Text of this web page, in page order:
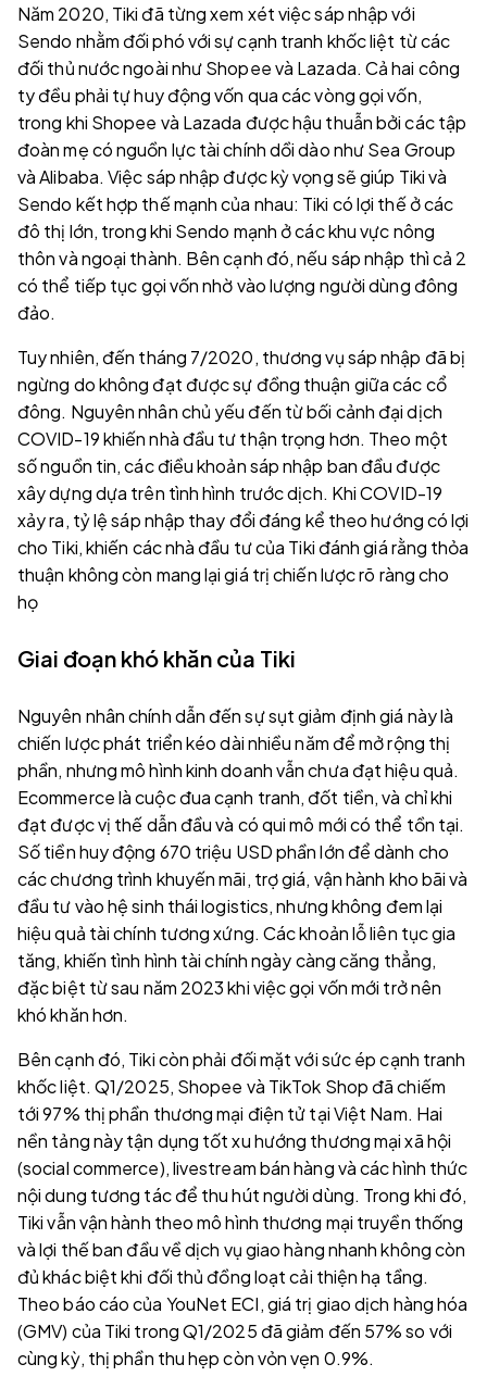
Năm 2020, Tiki đã từng xem xét việc sáp nhập với
Sendo nhằm đối phó với sự cạnh tranh khốc liệt từ các
đối thủ nước ngoài như Shopee và Lazada. Cả hai công
ty đều phải tự huy động vốn qua các vòng gọi vốn,
trong khi Shopee và Lazada được hậu thuẫn bởi các tập
đoàn mẹ có nguồn lực tài chính dồi dào như Sea Group
và Alibaba. Việc sáp nhập được kỳ vọng sẽ giúp Tiki và
Sendo kết hợp thế mạnh của nhau: Tiki có lợi thế ở các
đô thị lớn, trong khi Sendo mạnh ở các khu vực nông
thôn và ngoại thành. Bên cạnh đó, nếu sáp nhập thì cả 2
có thể tiếp tục gọi vốn nhờ vào lượng người dùng đông
đảo.
Tuy nhiên, đến tháng 7/2020, thương vụ sáp nhập đã bị
ngừng do không đạt được sự đồng thuận giữa các cổ
đông. Nguyên nhân chủ yếu đến từ bối cảnh đại dịch
COVID-19 khiến nhà đầu tư thận trọng hơn. Theo một
số nguồn tin, các điều khoản sáp nhập ban đầu được
xây dựng dựa trên tình hình trước dịch. Khi COVID-19
xảy ra, tỷ lệ sáp nhập thay đổi đáng kể theo hướng có lợi
cho Tiki, khiến các nhà đầu tư của Tiki đánh giá rằng thỏa
thuận không còn mang lại giá trị chiến lược rõ ràng cho
họ
Giai đoạn khó khăn của Tiki
Nguyên nhân chính dẫn đến sự sụt giảm định giá này là
chiến lược phát triển kéo dài nhiều năm để mở rộng thị
phần, nhưng mô hình kinh doanh vẫn chưa đạt hiệu quả.
Ecommerce là cuộc đua cạnh tranh, đốt tiền, và chỉ khi
đạt được vị thế dẫn đầu và có qui mô mới có thể tồn tại.
Số tiền huy động 670 triệu USD phần lớn để dành cho
các chương trình khuyến mãi, trợ giá, vận hành kho bãi và
đầu tư vào hệ sinh thái logistics, nhưng không đem lại
hiệu quả tài chính tương xứng. Các khoản lỗ liên tục gia
tăng, khiến tình hình tài chính ngày càng căng thẳng,
đặc biệt từ sau năm 2023 khi việc gọi vốn mới trở nên
khó khăn hơn.
Bên cạnh đó, Tiki còn phải đối mặt với sức ép cạnh tranh
khốc liệt. Q1/2025, Shopee và TikTok Shop đã chiếm
tới 97% thị phần thương mại điện tử tại Việt Nam. Hai
nền tảng này tận dụng tốt xu hướng thương mại xã hội
(social commerce), livestream bán hàng và các hình thức
nội dung tương tác để thu hút người dùng. Trong khi đó,
Tiki vẫn vận hành theo mô hình thương mại truyền thống
và lợi thế ban đầu về dịch vụ giao hàng nhanh không còn
đủ khác biệt khi đối thủ đồng loạt cải thiện hạ tầng.
Theo báo cáo của YouNet ECI, giá trị giao dịch hàng hóa
(GMV) của Tiki trong Q1/2025 đã giảm đến 57% so với
cùng kỳ, thị phần thu hẹp còn vỏn vẹn 0.9%.